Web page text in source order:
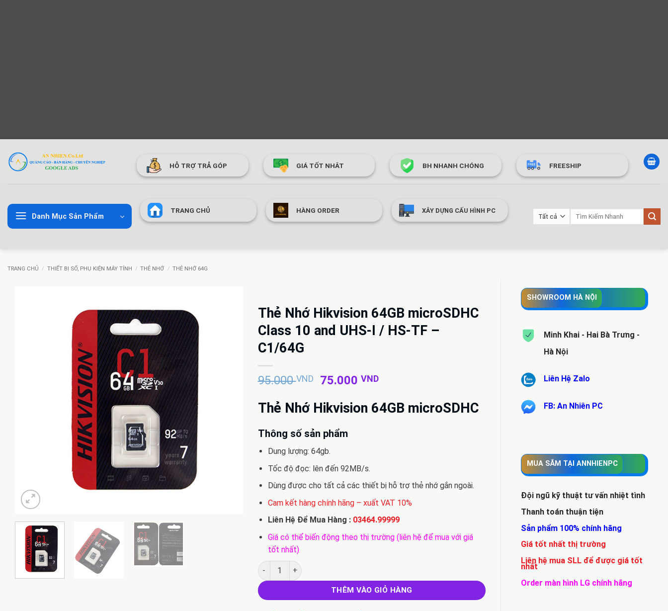
qua
HỖ TRỢ TRẢ GÓP GIÁ TỐT NHÂT BH NHANH CHÓNG FREESHIP
Danh Mục Sản Phẩm
TRANG CHỦ HÀNG ORDER XÂY DỰNG CẤU HÌNH PC
TRANG CHỦ / THIẾT BỊ SỐ, PHỤ KIỆN MÁY TÍNH / THẺ NHỚ / THẺ NHỚ 64G
SHOWROOM HÀ NỘI
Minh Khai - Hai Bà Trưng -
Hà Nội
Liên Hệ Zalo
FB: An Nhiên PC
MUA SẮM TẠI ANNHIENPC
Đội ngũ kỹ thuật tư vấn nhiệt tình
Thanh toán thuận tiện
Sản phẩm 100% chính hãng
Giá tốt nhất thị trường
Liên hệ mua SLL để được giá tốt
nhất
Order màn hình LG chính hãng
Thẻ Nhớ Hikvision 64GB microSDHC
Class 10 and UHS-I / HS-TF –
C1/64G
95.000VND
Giá
là:
95.000 VND.
75.000 VNDGiá
tại
là:
Thẻ Nhớ Hikvision 64GB microSDHC
Thông số sản phẩm
Dung lượng: 64gb.
Tốc độ đọc: lên đến 92MB/s.
Dùng được cho tất cả các thiết bị hỗ trợ thẻ nhớ gắn ngoài.
Cam kết hàng chính hãng – xuất VAT 10%
Liên Hệ Để Mua Hàng : 03464.99999
Giá có thể biến động theo thị trường (liên hệ để mua với giá
tốt nhất)
Thẻ Nhớ Hikvision 64GB microSDHC Class 10 and UHS-I / HS-TF - C1/64G số lượng
THÊM VÀO GIỎ HÀNG